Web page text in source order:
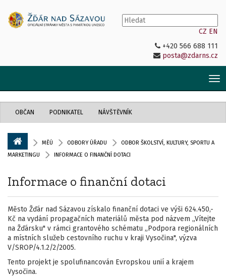
CZ EN
+420 566 688 111
posta@zdarns.cz
OBČAN PODNIKATEL NÁVŠTĚVNÍK
MĚÚ ODBORY ÚŘADU
ODBOR ŠKOLSTVÍ, KULTURY, SPORTU A
MARKETINGU
INFORMACE O FINANČNÍ DOTACI
Informace o finanční dotaci
Město Žďár nad Sázavou získalo finanční dotaci ve výši 624.450,-
Kč na vydání propagačních materiálů města pod názvem „Vítejte
na Žďársku" v rámci grantového schématu „Podpora regionálních
a místních služeb cestovního ruchu v kraji Vysočina", výzva
V/SROP/4.1.2/2/2005.
Tento projekt je spolufinancován Evropskou unií a krajem
Vysočina.